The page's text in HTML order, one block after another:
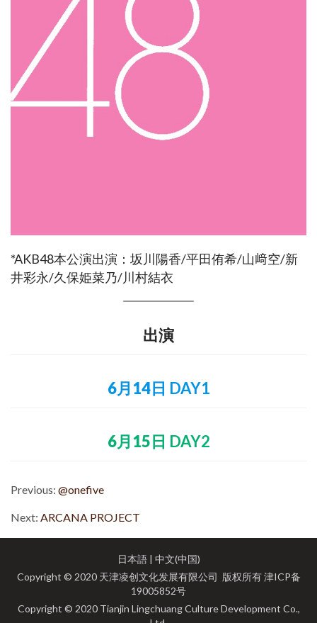
*AKB48本公演出演：坂川陽香/平田侑希/山﨑空/新
井彩永/久保姫菜乃/川村結衣
出演
6月14日 DAY1
6月15日 DAY2
Previous: @onefive
Next: ARCANA PROJECT
日本語| 中文(中国)
Copyright © 2020 天津凌创文化发展有限公司 版权所有津ICP备
19005852号
Copyright © 2020 Tianjin Lingchuang Culture Development Co.,